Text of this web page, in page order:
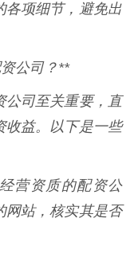
各项细节，避免出
公司？**
公司至关重要，直
收益。以下是一些
营资质的配资公
网站，核实其是否